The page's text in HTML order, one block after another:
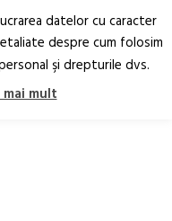
RO EN
datelor cu caracter
despre cum folosim
şi drepturile dvs.
mult